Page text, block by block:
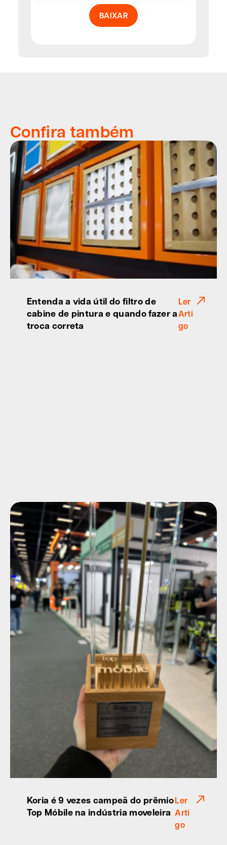
BAIXAR
Confira também
Entenda a vida útil do filtro de
cabine de pintura e quando fazer a
troca correta
Ler
Arti
go
Koria é 9 vezes campeã do prêmio
Top Móbile na indústria moveleira
Ler
Arti
go